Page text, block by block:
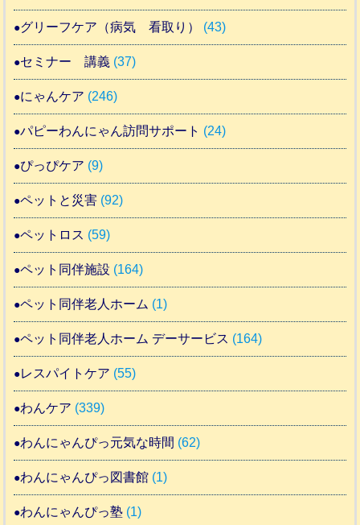
グリーフケア（病気 看取り） (43)
セミナー 講義 (37)
にゃんケア (246)
パピーわんにゃん訪問サポート (24)
ぴっぴケア (9)
ペットと災害 (92)
ペットロス (59)
ペット同伴施設 (164)
ペット同伴老人ホーム (1)
ペット同伴老人ホーム デーサービス (164)
レスパイトケア (55)
わんケア (339)
わんにゃんぴっ元気な時間 (62)
わんにゃんぴっ図書館 (1)
わんにゃんぴっ塾 (1)